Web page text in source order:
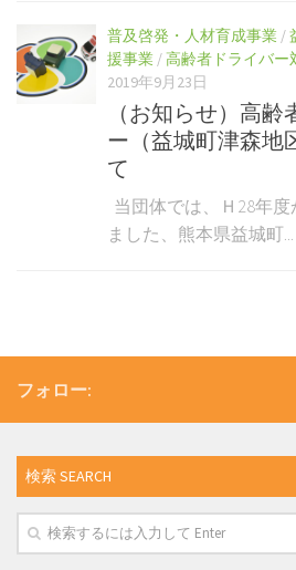
普及啓発・人材育成事業 /
援事業 /高齢者ドライバー
2019年9月23日
（お知らせ）高
ー（益城町津森地
て
当団体では、Ｈ28年
ました、熊本県益城町...
フォロー:
検索 SEARCH